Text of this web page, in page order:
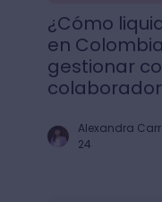
¿Cómo
en
gestionar
Alexandra
24